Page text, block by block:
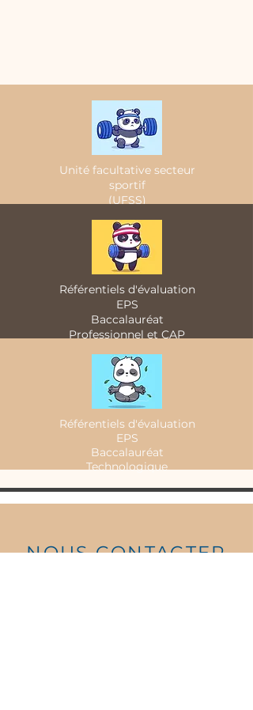
Unité facultative secteur
sportif
(UFSS)
Référentiels d'évaluation
EPS
Baccalauréat
Professionnel et CAP
Référentiels d'évaluation
EPS
Baccalauréat
Technologique
NOUS CONTACTER